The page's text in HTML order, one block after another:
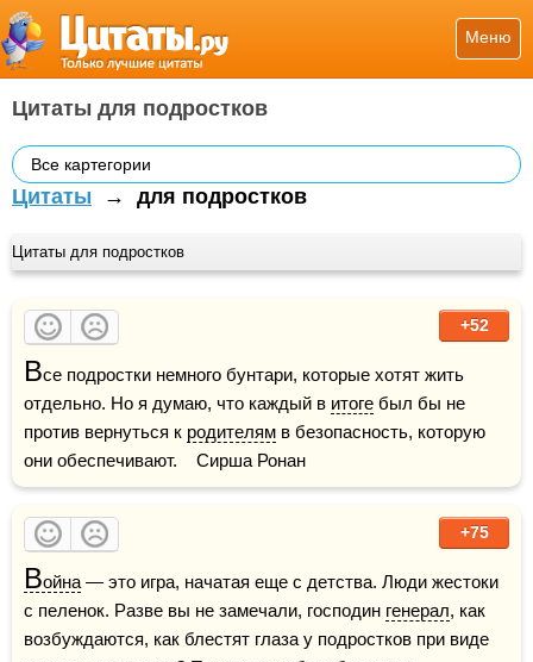
Меню
Цитаты для подростков
Все картегории
Цитаты → для подростков
Цитаты для подростков
+52
Все подростки немного бунтари, которые хотят жить
отдельно. Но я думаю, что каждый в итоге был бы не
против вернуться к родителям в безопасность, которую
они обеспечивают.    Сирша Ронан
+75
Война — это игра, начатая еще с детства. Люди жестоки
с пеленок. Разве вы не замечали, господин генерал, как
возбуждаются, как блестят глаза у подростков при виде